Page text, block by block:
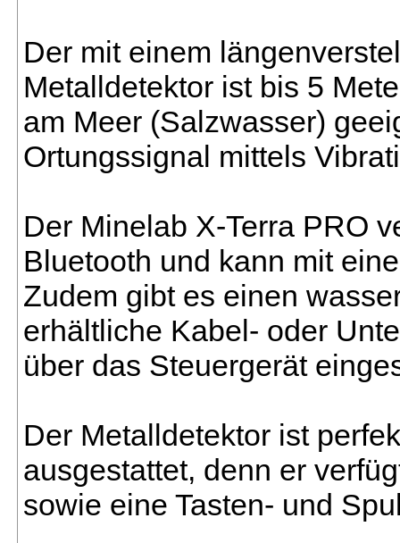
Der mit einem
Metalldetektor ist bis 5
am Meer (Salzwasser)
Ortungssignal mittels
Der Minelab X-Terra PRO
Bluetooth und kann mit
Zudem gibt es einen
erhältliche Kabel- oder
über das Steuergerät
Der Metalldetektor ist
ausgestattet, denn er
sowie eine Tasten- und